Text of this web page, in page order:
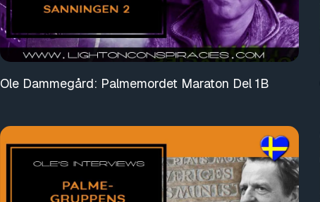
Ole Dammegård: Palmemordet Maraton Del 1B